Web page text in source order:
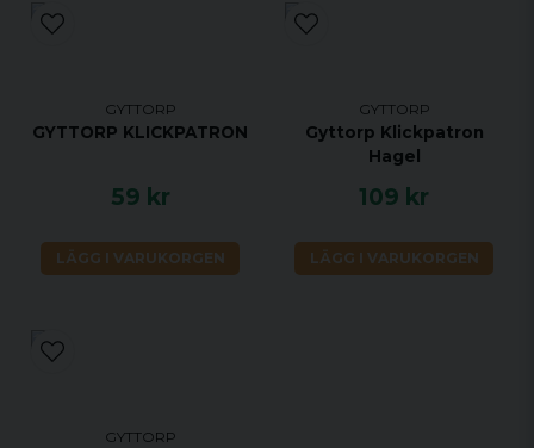
GYTTORP
GYTTORP KLICKPATRON
59 kr
LÄGG I VARUKORGEN
GYTTORP
Gyttorp Klickpatron
Hagel
109 kr
LÄGG I VARUKORGEN
GYTTORP